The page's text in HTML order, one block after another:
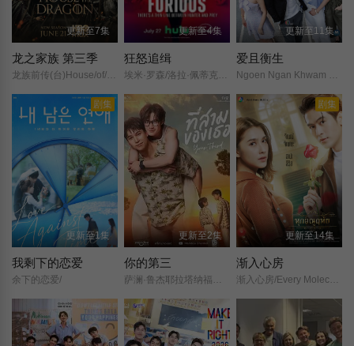
更新至7集
龙之家族 第三季
龙族前传(台)House/of/the/Dragon/Season/3/
更新至4集
狂怒追缉
埃米·罗森/洛拉·佩蒂克鲁/斯科特·麦克纳里/杰克·莱西/拉丽萨·坎波斯/Chloe/Carrillo/A·J·帕拉托雷/亚历克斯·莫夫/伊丽莎白·斯塔尔曼/杰里米·桑普尔/约翰·福特-邓克/奇里尔·保兰/乔纳森·本德/Frank/Pando/Jazmyn/C/Dorsey/贾斯廷·安德鲁·菲利普斯/
更新至11集
爱且衡生
Ngoen Ngan Khwam Rak/
剧集
更新至1集
我剩下的恋爱
余下的恋爱/
更新至2集
你的第三
萨澜·鲁杰耶拉塔纳福拉潘/纳塔西特·尤阿瑞克西/塔萨彭·维瓦隆/纳塔奇·司隶朋通/塔那克利·奇安淳亚/珈萨达·詹曼诺/索恩塔斯特·布昂加姆/
剧集
更新至14集
渐入心房
渐入心房/Every Molecule/Tuk Anoo Reutai/Thuk Anuruethai/Dear Enemy/